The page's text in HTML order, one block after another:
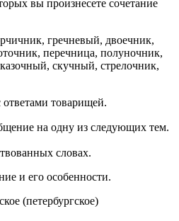
вы произнесете сочетание
гречневый, двоечник,
перечница, полуночник,
скучный, стрелочник,
ответами товарищей.
на одну из следующих тем.
словах.
и его особенности.
(петербургское)